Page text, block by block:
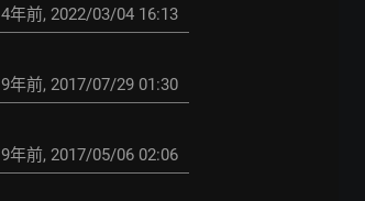
4年前, 2022/03/04 16:13
9年前, 2017/07/29 01:30
9年前, 2017/05/06 02:06